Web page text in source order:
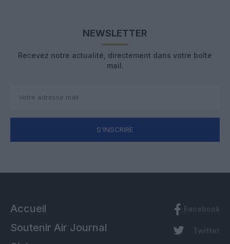
NEWSLETTER
Recevez notre actualité, directement dans votre boîte
mail.
S'INSCRIRE
Accueil
Soutenir Air Journal